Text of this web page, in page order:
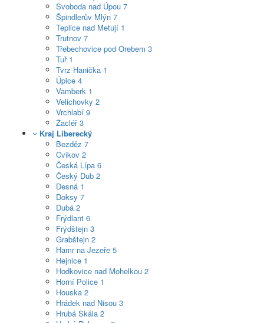
Svoboda nad Úpou 7
Špindlerův Mlýn 7
Teplice nad Metují 1
Trutnov 7
Třebechovice pod Orebem 3
Tuř 1
Tvrz Hanička 1
Úpice 4
Vamberk 1
Velichovky 2
Vrchlabí 9
Žacléř3
Kraj Liberecký
Bezděz 7
Cvikov 2
Česká Lípa 6
Český Dub 2
Desná 1
Doksy 7
Dubá 2
Frýdlant 6
Frýdštejn 3
Grabštejn 2
Hamr na Jezeře 5
Hejnice 1
Hodkovice nad Mohelkou 2
Horní Police 1
Houska 2
Hrádek nad Nisou 3
Hrubá Skála 2